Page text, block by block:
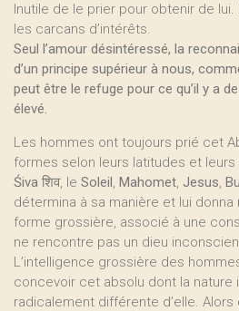
Inutile de le prier pour obtenir de
les carcans d’intérêts.
Seul l’amour désintéressé, la
d’un principe supérieur à nous,
peut être le refuge pour ce qu’il y a
élevé.
Les hommes ont toujours prié cet
formes selon leurs latitudes et
Śiva शिव, le Soleil, Mahomet, Jesus,
détermina à sa manière et lui
forme grossière, associé à une
ne rencontre pas un dieu
L’intelligence grossière des
concevoir cet absolu dont la nature
radicalement différente d’elle. Alors